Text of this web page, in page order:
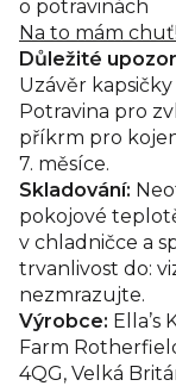
o potravinách
Na to mám chuť!
Důležité
Uzávěr
Potravina pro
příkrm pro
7. měsíce.
Skladování:
pokojové
v chladničce a
trvanlivost do:
nezmrazujte.
Výrobce: Ella’s
Farm
4QG, Velká